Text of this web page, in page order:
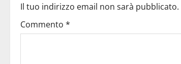
Il tuo indirizzo email non sarà pubblicato.
Commento *